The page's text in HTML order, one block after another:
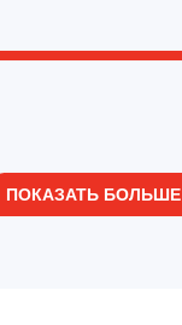
ПОКАЗАТЬ БОЛЬШЕ